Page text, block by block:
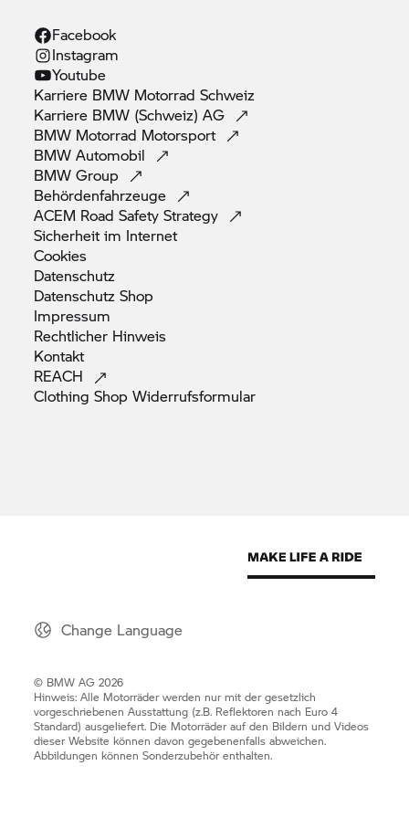
geladen, was die Authentizität bestätigt.
Facebook
Instagram
Youtube
Karriere BMW Motorrad Schweiz
Karriere BMW (Schweiz)AG
BMW Motorrad Motorsport
BMWAutomobil
BMWGroup
Behördenfahrzeuge
ACEM Road SafetyStrategy
Sicherheit im Internet
Cookies
Datenschutz
DatenschutzShop
Impressum
Rechtlicher Hinweis
Kontakt
REACH
Clothing ShopWiderrufsformular
Change Language
© BMW AG 2026
Hinweis: Alle Motorräder werden nur mit der gesetzlich
vorgeschriebenen Ausstattung (z.B. Reflektoren nach Euro 4
Standard) ausgeliefert. Die Motorräder auf den Bildern und Videos
dieser Website können davon gegebenenfalls abweichen.
Abbildungen können Sonderzubehör enthalten.